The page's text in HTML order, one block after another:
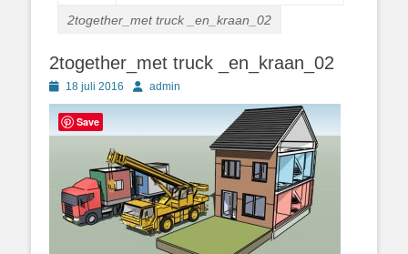
2together_met truck _en_kraan_02
2together_met truck _en_kraan_02
Geplaatst
op
18 juli 2016 Authoradmin
Save